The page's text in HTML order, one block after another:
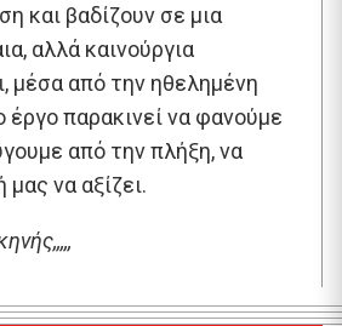
και βαδίζουν σε μια
αλλά καινούργια
μέσα από την ηθελημένη
παρακινεί να φανούμε
από την πλήξη, να
να αξίζει.